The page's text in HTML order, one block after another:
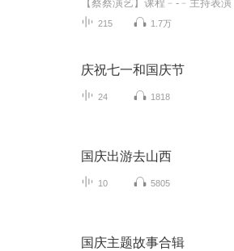
215 1.7万
庆祝七一和国庆节
24 1818
国庆出游去山西
10 5805
国庆主题故事合辑